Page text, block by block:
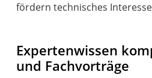
Expertenwissen
und Fachvorträge